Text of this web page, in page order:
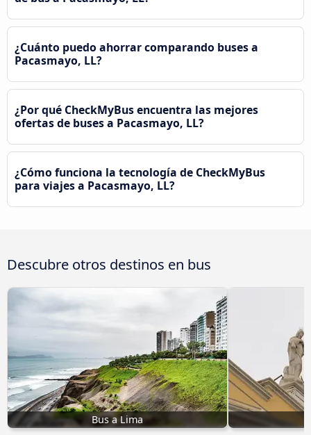
¿Cuánto puedo ahorrar comparando buses a
Pacasmayo, LL?
¿Por qué CheckMyBus encuentra las mejores
ofertas de buses a Pacasmayo, LL?
¿Cómo funciona la tecnología de CheckMyBus
para viajes a Pacasmayo, LL?
Descubre otros destinos en bus
Bus a Lima